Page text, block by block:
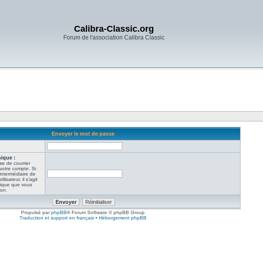
Calibra-Classic.org
Forum de l'association Calibra Classic
Envoyer le mot de passe
:
de courrier
compte. Si
de
il s’agit
que vous
Propulsé parphpBB® Forum Software © phpBB Group
Traduction et support en français• Hébergement phpBB